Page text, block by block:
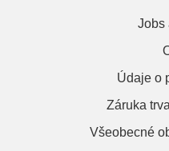
Jobs
Údaje o
Záruka
Všeobecné